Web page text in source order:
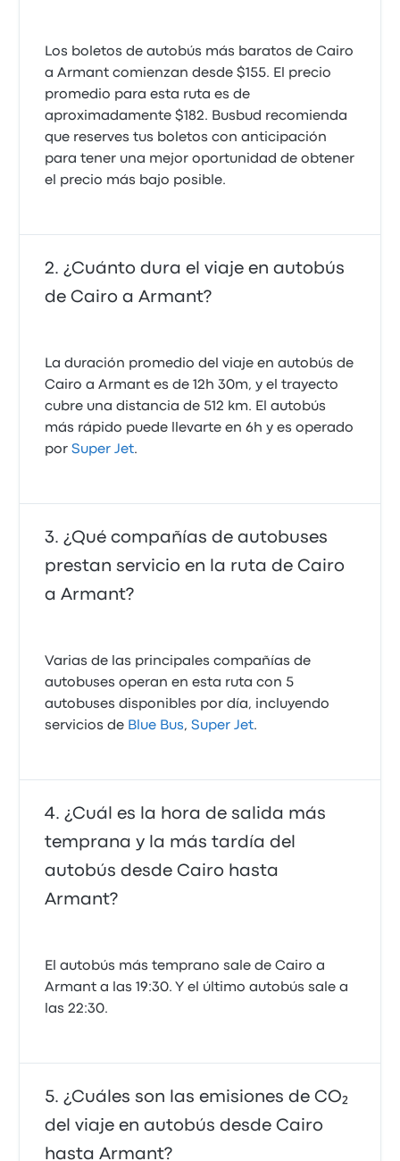
Los boletos de autobús más baratos de Cairo
a Armant comienzan desde $155. El precio
promedio para esta ruta es de
aproximadamente $182. Busbud recomienda
que reserves tus boletos con anticipación
para tener una mejor oportunidad de obtener
el precio más bajo posible.
¿Cuánto dura el viaje en autobús
de Cairo a Armant?
La duración promedio del viaje en autobús de
Cairo a Armant es de 12h 30m, y el trayecto
cubre una distancia de 512 km. El autobús
más rápido puede llevarte en 6h y es operado
porSuper Jet.
¿Qué compañías de autobuses
prestan servicio en la ruta de Cairo
a Armant?
Varias de las principales compañías de
autobuses operan en esta ruta con 5
autobuses disponibles por día, incluyendo
servicios de Blue Bus,Super Jet.
¿Cuál es la hora de salida más
temprana y la más tardía del
autobús desde Cairo hasta
Armant?
El autobús más temprano sale de Cairo a
Armant a las 19:30. Y el último autobús sale a
las 22:30.
¿Cuáles son las emisiones de CO₂
del viaje en autobús desde Cairo
hasta Armant?